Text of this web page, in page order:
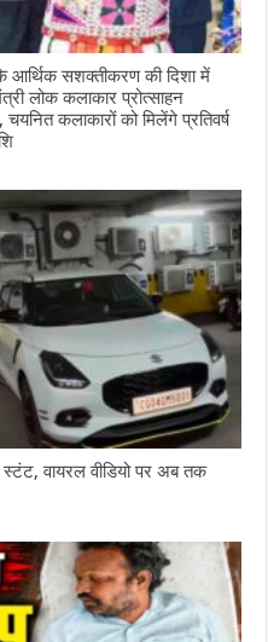
सशक्तीकरण की दिशा में
लोक कलाकार प्रोत्साहन
कलाकारों को मिलेंगे प्रतिवर्ष
वायरल वीडियो पर अब तक